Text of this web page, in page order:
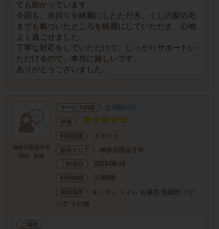
ても助かっています。
今回も、水回りを綺麗にしたただき、くしの髪の毛
までも氣づいたところを綺麗にしていただき、心地
よく過ごせました。
丁寧な対応をしていただけて、しっかりサポートい
ただけるので、本当に嬉しいです。
ありがとうございました。
神奈川県逗子市
30代
女性
サービス内容 お掃除代行
評価
利用頻度 スポット
提供エリア 神奈川県逗子市
ご利用日 2023-09-18
利用時間 3.0時間
掃除場所
キッチン トイレ お風呂 洗面所 リビ
ング その他
ご感想